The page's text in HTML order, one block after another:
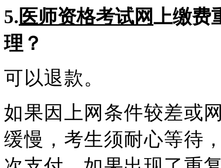
5. 医师资格考试网上缴费
理？
可以退款。
如果因上网条件较差或
缓慢，考生须耐心等待